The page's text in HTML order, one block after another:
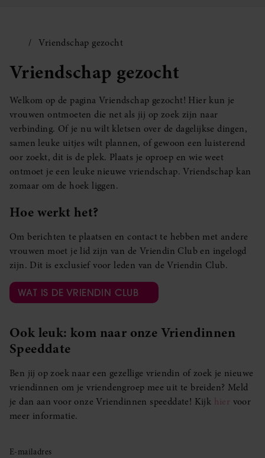
Vriendschap gezocht
Vriendschap gezocht
Welkom op de pagina Vriendschap gezocht! Hier kun je
vrouwen ontmoeten die net als jij op zoek zijn naar
verbinding. Of je nu wilt kletsen over de dagelijkse dingen,
samen leuke uitjes wilt plannen, of gewoon een luisterend
oor zoekt, dit is de plek. Plaats je oproep en wie weet
ontmoet je een leuke nieuwe vriendschap. Vriendschap kan
zomaar om de hoek liggen.
Hoe werkt het?
Om berichten te plaatsen en contact te hebben met andere
vrouwen moet je lid zijn van de Vriendin Club en ingelogd
zijn. Dit is exclusief voor leden van de Vriendin Club.
WAT IS DE VRIENDIN CLUB
Ook leuk: kom naar onze Vriendinnen
Speeddate
Ben jij op zoek naar een gezellige vriendin of zoek je nieuwe
vriendinnen om je vriendengroep mee uit te breiden? Meld
je dan aan voor onze Vriendinnen speeddate! Kijk hier voor
meer informatie.
E-mailadres